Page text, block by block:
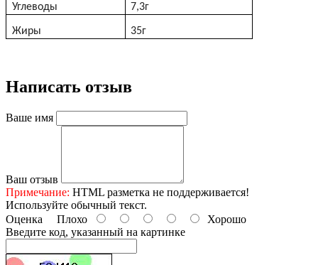
Углеводы 7,3г
Жиры 35г
Написать отзыв
Ваше имя
Ваш отзыв
Примечание: HTML разметка не поддерживается!
Используйте обычный текст.
Оценка Плохо
Хорошо
Введите код, указанный на картинке